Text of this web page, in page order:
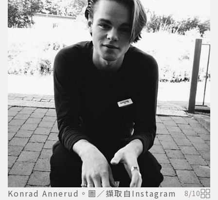
Konrad Annerud。圖／擷取自Instagram 8/10